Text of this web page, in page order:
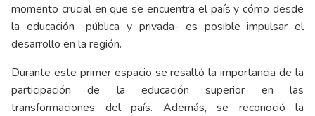
momento crucial en que se encuentra el país y cómo desde
la educación -pública y privada- es posible impulsar el
desarrollo en la región.
Durante este primer espacio se resaltó la importancia de la
participación de la educación superior en las
transformaciones del país. Además, se reconoció la